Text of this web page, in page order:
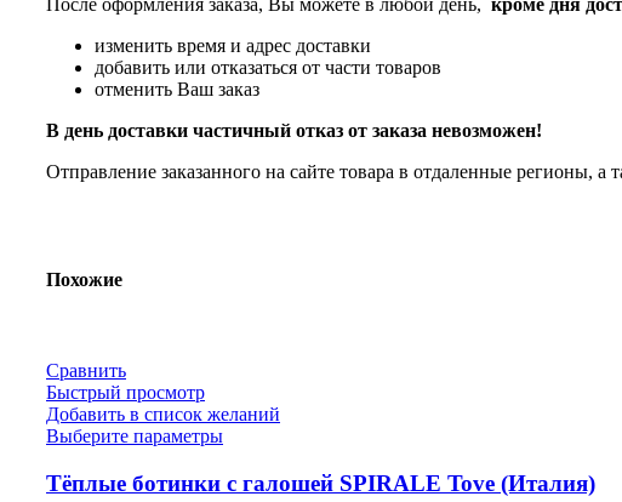
изменить время и адрес доставки
добавить или отказаться от части товаров
отменить Ваш заказ
В день доставки частичный отказ от заказа невозможен!
Отправление заказанного на сайте товара в отдаленные регионы, а
Похожие
Сравнить
Быстрый просмотр
Добавить в список желаний
Выберите параметры
Тёплые ботинки с галошей SPIRALE Tove (Италия)